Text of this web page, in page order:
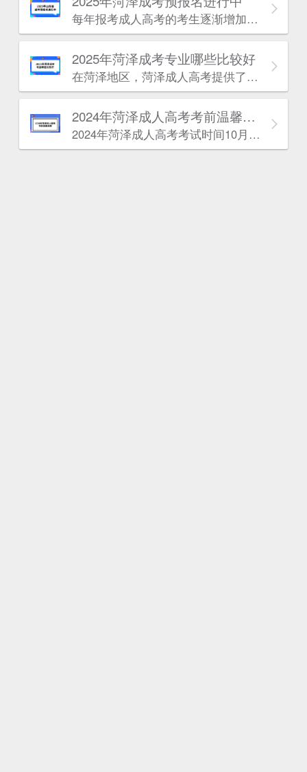
估
每年报考成人高考的考生逐渐增加，意味着竞争加大，只有充分备考，才能一次通过考试。学历改革即将全面实施，趁早学历提升是最好的选择。
2025年菏泽成考专业哪些比较好
在菏泽地区，菏泽成人高考提供了多种热门专业供考生选择，涵盖了语言、机械电气、土建、管理、医学、设计、法律、电子信息、教育和技术等多个领域。以下是对几类别专业的推荐，以帮助考生做出更好的选择。
2024年菏泽成人高考考前温馨提醒
2024年菏泽成人高考考试时间10月19日-20日，我们特别准备了这份考前提醒，希望能为你们的备考之路增添一份信心和力量